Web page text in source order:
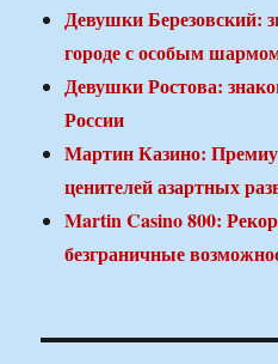
Девушки Березовский:
городе с особым
Девушки Ростова:
России
Мартин Казино:
ценителей азартных
Martin Casino 800:
безграничные